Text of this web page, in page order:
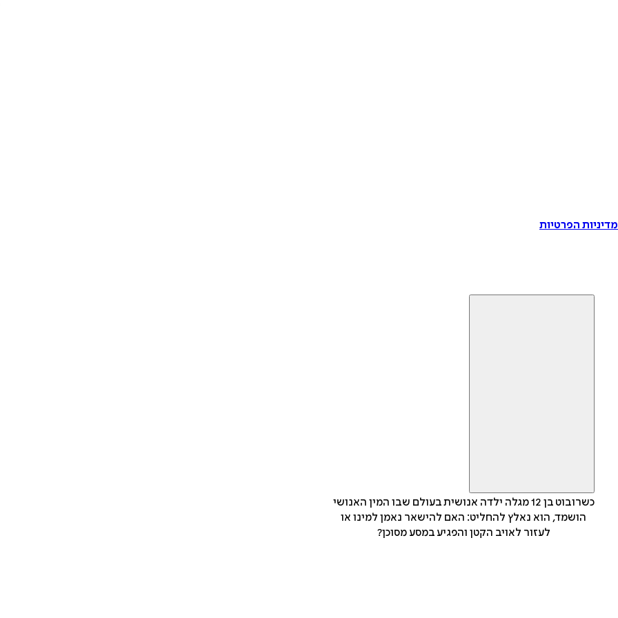
הפרטיות
כשרובוט בן 12 מגלה ילדה אנושית בעולם שבו המין האנושי
הושמד, הוא נאלץ להחליט: האם להישאר נאמן למינו או
לעזור לאויב הקטן והפגיע במסע מסוכן?